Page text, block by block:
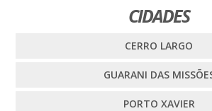
CIDADES
CERRO LARGO
GUARANI DAS
PORTO XAVIER